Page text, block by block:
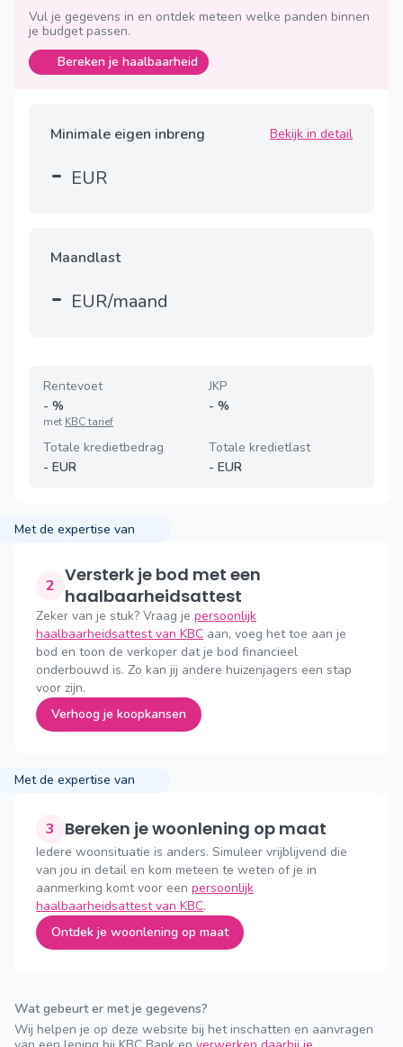
Vul je gegevens in en ontdek meteen welke panden binnen
je budget passen.
Bereken je haalbaarheid
Minimale eigen inbreng Bekijk in detail
- EUR
Maandlast
- EUR/maand
Rentevoet
- %
met KBC tarief
JKP
- %
Totale kredietbedrag
- EUR
Totale kredietlast
- EUR
Met de expertise van
2 Versterk je bod met een
haalbaarheidsattest
Zeker van je stuk? Vraag je persoonlijk
haalbaarheidsattest van KBC aan, voeg het toe aan je
bod en toon de verkoper dat je bod financieel
onderbouwd is. Zo kan jij andere huizenjagers een stap
voor zijn.
Verhoog je koopkansen
Met de expertise van
3 Bereken je woonlening op maat
Iedere woonsituatie is anders. Simuleer vrijblijvend die
van jou in detail en kom meteen te weten of je in
aanmerking komt voor een persoonlijk
haalbaarheidsattest van KBC.
Ontdek je woonlening op maat
Wat gebeurt er met je gegevens?
Wij helpen je op deze website bij het inschatten en aanvragen